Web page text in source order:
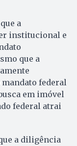
a
institucional e
que a
federal
em imóvel
federal atrai
a diligência